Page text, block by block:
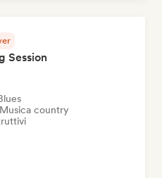
Session
Musica country